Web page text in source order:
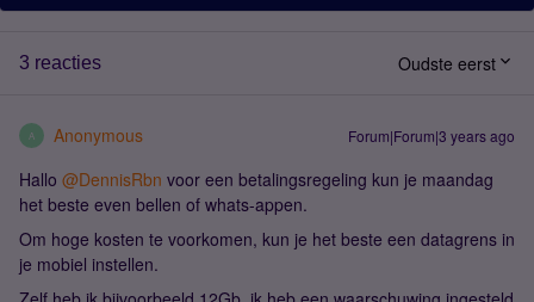
3 reacties Oudste eerst
A Anonymous Forum|Forum|3 years ago
Hallo @DennisRbn voor een betalingsregeling kun je maandag
het beste even bellen of whats-appen.
Om hoge kosten te voorkomen, kun je het beste een datagrens in
je mobiel instellen.